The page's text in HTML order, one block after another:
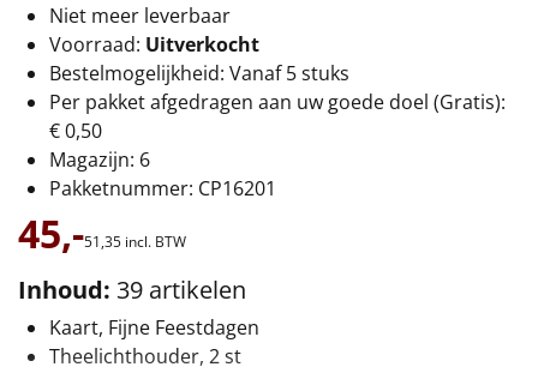
Origineel
Rituals
Luxe
Mannen
Vrouwen
Duurzaam
Niet meer leverbaar
Voorraad: Uitverkocht
Bestelmogelijkheid: Vanaf 5 stuks
Per pakket afgedragen aan uw goede doel (Gratis):
€ 0,50
Magazijn: 6
Pakketnummer: CP16201
45,-51,35 incl. BTW
Inhoud: 39 artikelen
Kaart, Fijne Feestdagen
Theelichthouder, 2 st